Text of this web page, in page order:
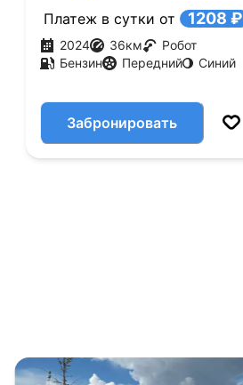
Платеж в сутки от 1208 ₽
2024 36км
Робот
Бензин
Передний Синий
Забронировать